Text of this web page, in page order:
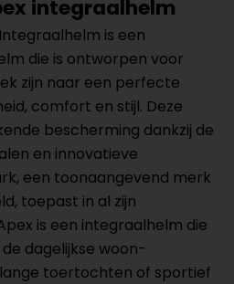
integraalhelm
is een
die is ontworpen voor
zijn naar een perfecte
comfort en stijl. Deze
bescherming dankzij de
en innovatieve
een toonaangevend merk
toepast in al zijn
is een integraalhelm die
dagelijkse woon-
toertochten of sportief